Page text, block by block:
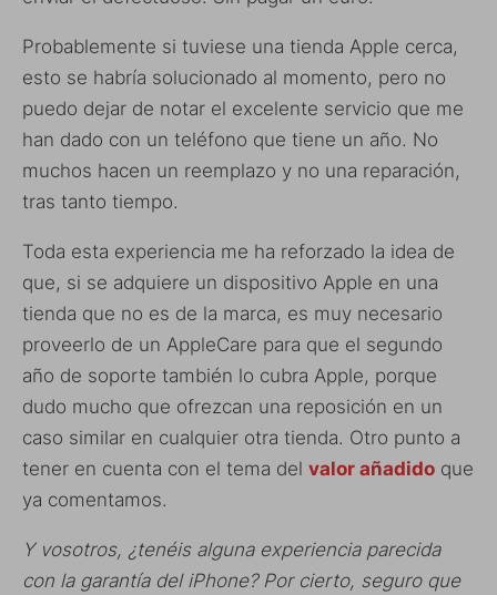
Probablemente si tuviese una tienda Apple cerca,
esto se habría solucionado al momento, pero no
puedo dejar de notar el excelente servicio que me
han dado con un teléfono que tiene un año. No
muchos hacen un reemplazo y no una reparación,
tras tanto tiempo.
Toda esta experiencia me ha reforzado la idea de
que, si se adquiere un dispositivo Apple en una
tienda que no es de la marca, es muy necesario
proveerlo de un AppleCare para que el segundo
año de soporte también lo cubra Apple, porque
dudo mucho que ofrezcan una reposición en un
caso similar en cualquier otra tienda. Otro punto a
tener en cuenta con el tema del valor añadido que
ya comentamos.
Y vosotros, ¿tenéis alguna experiencia parecida
con la garantía del iPhone? Por cierto, seguro que